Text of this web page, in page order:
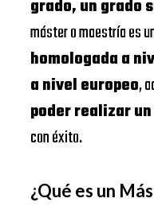
grado, un grado
máster o maestría es
homologada a
a nivel europeo,
poder realizar
con éxito.
¿Qué es un